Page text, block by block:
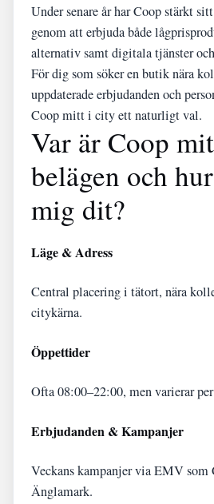
Under senare år har Coop stärkt
genom att erbjuda både
alternativ samt digitala tjänster
För dig som söker en butik nära
uppdaterade erbjudanden och
Coop mitt i city ett naturligt val.
Var är Coop
belägen och
mig dit?
Läge & Adress
Central placering i tätort, nära
citykärna.
Öppettider
Ofta 08:00–22:00, men varierar
Erbjudanden & Kampanjer
Veckans kampanjer via EMV som
Änglamark.